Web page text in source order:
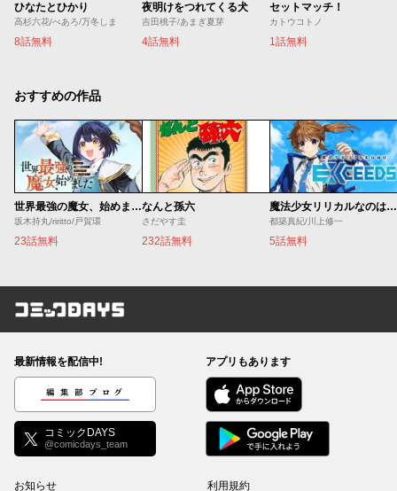
ひなたとひかり
高杉六花/べあろ/万冬しま
8話無料
夜明けをつれてくる犬
吉田桃子/あまぎ夏芽
4話無料
セットマッチ！
カトウコトノ
1話無料
おすすめの作品
世界最強の魔女、始めました ～私だけ『攻略サイト』を見れる世界で自由に生きます～
坂木持丸/riritto/戸賀環
23話無料
なんと孫六
さだやす圭
232話無料
魔法少女リリカルなのは EXCEEDS
都築真紀/川上修一
5話無料
コミックDAYS
最新情報を配信中!
編集部ブログ
コミックDAYS
@comicdays_team
アプリもあります
お知らせ 利用規約